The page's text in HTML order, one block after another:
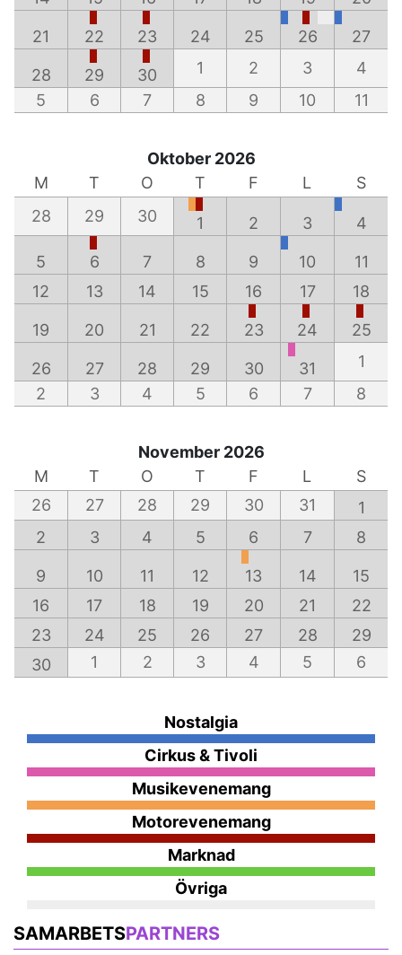
21 22 23 24 25 26 27
28 29 30 1 2 3
4
5
6 7 8 9 10 11
Oktober 2026
M
T O T F L
S
28
29 30 1 2 3 4
5 6 7 8 9 10
11
12
13 14 15 16 17 18
19 20 21 22 23 24 25
26 27 28 29 30 31
1
2
3 4 5 6 7 8
November 2026
M
T O T F L
S
26
27 28 29 30 31
1
2
3 4 5 6 7 8
9 10 11 12 13 14
15
16
17 18 19 20 21
22
23
24 25 26 27 28
29
30
1 2 3 4 5 6
Nostalgia
Cirkus & Tivoli
Musikevenemang
Motorevenemang
Marknad
Övriga
SAMARBETSPARTNERS